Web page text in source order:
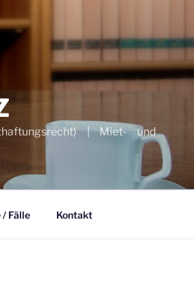
| Miet- und
Fälle Kontakt